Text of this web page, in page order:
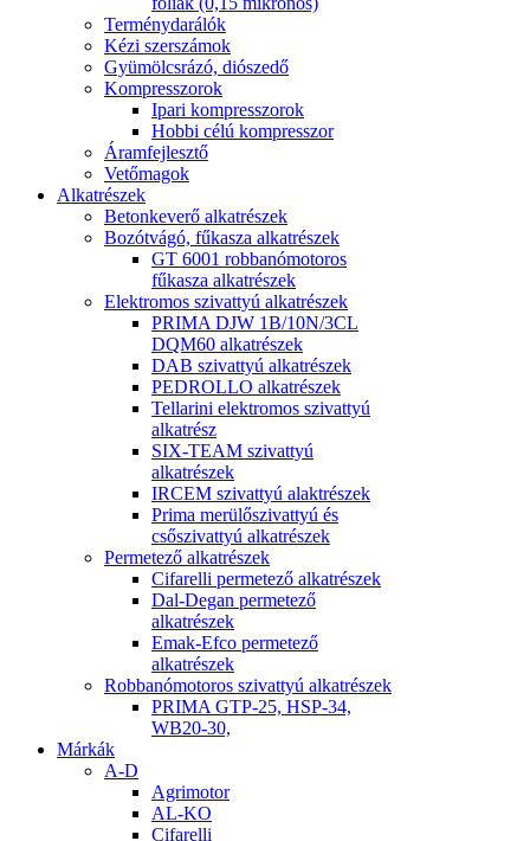
Terménydarálók
Kézi szerszámok
Gyümölcsrázó, diószedő
Kompresszorok
Ipari kompresszorok
Hobbi célú kompresszor
Áramfejlesztő
Vetőmagok
Alkatrészek
Betonkeverő alkatrészek
Bozótvágó, fűkasza alkatrészek
GT 6001 robbanómotoros
fűkasza alkatrészek
Elektromos szivattyú alkatrészek
PRIMA DJW 1B/10N/3CL
DQM60 alkatrészek
DAB szivattyú alkatrészek
PEDROLLO alkatrészek
Tellarini elektromos szivattyú
alkatrész
SIX-TEAM szivattyú
alkatrészek
IRCEM szivattyú alaktrészek
Prima merülőszivattyú és
csőszivattyú alkatrészek
Permetező alkatrészek
Cifarelli permetező alkatrészek
Dal-Degan permetező
alkatrészek
Emak-Efco permetező
alkatrészek
Robbanómotoros szivattyú alkatrészek
PRIMA GTP-25, HSP-34,
WB20-30,
Márkák
A-D
Agrimotor
AL-KO
Cifarelli